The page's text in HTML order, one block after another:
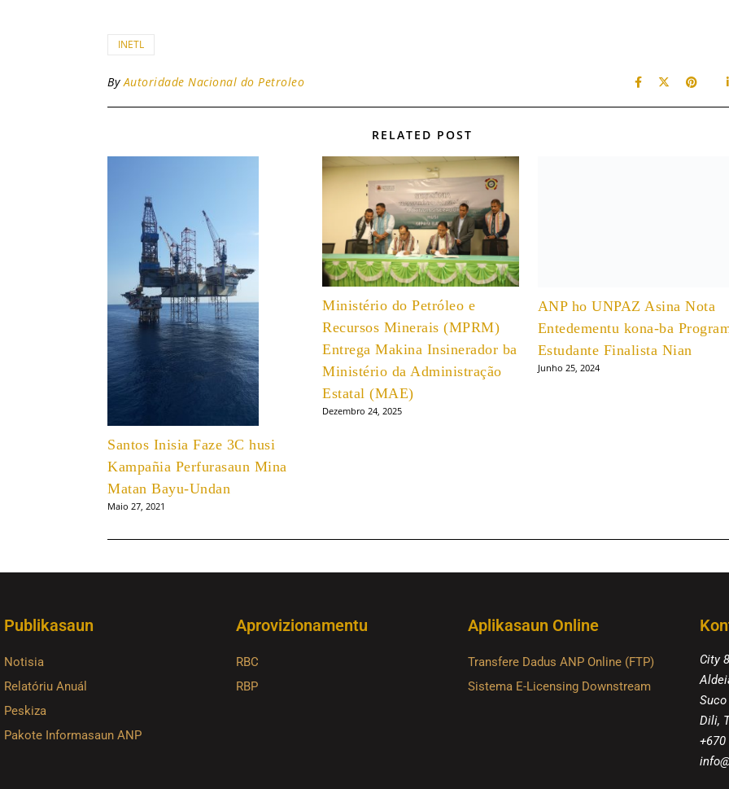
INETL
ByAutoridade Nacional do Petroleo
RELATED POST
Santos Inisia Faze 3C husi
Kampañia Perfurasaun Mina
Matan Bayu-Undan
Maio 27, 2021
Ministério do Petróleo e
Recursos Minerais (MPRM)
Entrega Makina Insinerador ba
Ministério da Administração
Estatal (MAE)
Dezembro 24, 2025
ANP ho UNPAZ Asina Nota
Entedementu kona-ba
Estudante Finalista Nian
Junho 25, 2024
Publikasaun
Notisia
Relatóriu Anuál
Peskiza
Pakote Informasaun ANP
Aprovizionamentu
RBC
RBP
Aplikasaun Online
Transfere Dadus ANP Online (FTP)
Sistema E-Licensing Downstream
City
Dili,
+670